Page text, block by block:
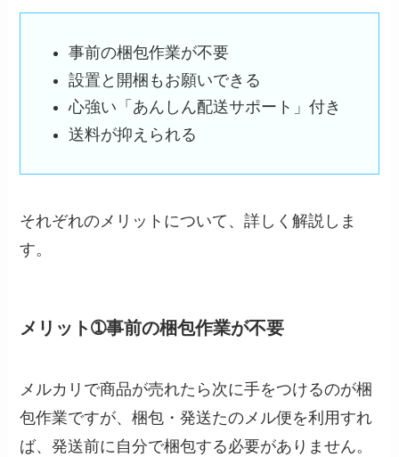
事前の梱包作業が不要
設置と開梱もお願いできる
心強い「あんしん配送サポート」付き
送料が抑えられる
それぞれのメリットについて、詳しく解説しま
す。
メリット➀事前の梱包作業が不要
メルカリで商品が売れたら次に手をつけるのが梱
包作業ですが、梱包・発送たのメル便を利用すれ
ば、発送前に自分で梱包する必要がありません。